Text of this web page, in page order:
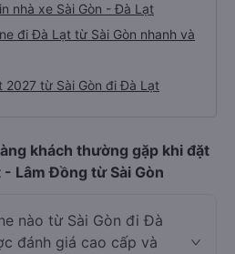
nhà xe Sài Gòn - Đà Lạt
đi Đà Lạt từ Sài Gòn nhanh và
2027 từ Sài Gòn đi Đà Lạt
khách thường gặp khi đặt
Lâm Đồng từ Sài Gòn
nào từ Sài Gòn đi Đà
đánh giá cao cấp và